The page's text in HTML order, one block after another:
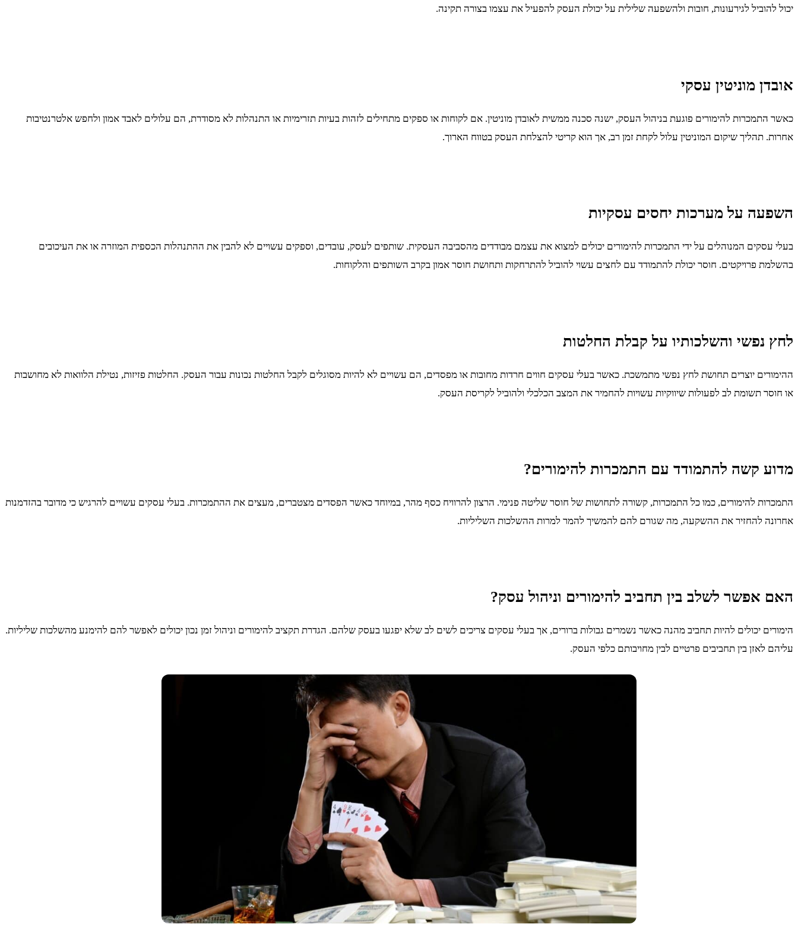
יכול להוביל לגירעונות, חובות ולהשפעה שלילית על יכולת העסק להפעיל את עצמו בצורה תקינה.
אובדן מוניטין עסקי
כאשר התמכרות להימורים פוגעת בניהול העסק, ישנה סכנה ממשית לאובדן מוניטין. אם לקוחות או ספקים מתחילים לזהות בעיות תזרימיות או התנהלות לא מסודרת, הם עלולים לאבד אמון ולחפש אלטרנטיבות
אחרות. תהליך שיקום המוניטין עלול לקחת זמן רב, אך הוא קריטי להצלחת העסק בטווח הארוך.
השפעה על מערכות יחסים עסקיות
בעלי עסקים המנוהלים על ידי התמכרות להימורים יכולים למצוא את עצמם מבודדים מהסביבה העסקית. שותפים לעסק, עובדים, וספקים עשויים לא להבין את ההתנהלות הכספית המוזרה או את העיכובים
בהשלמת פרויקטים. חוסר יכולת להתמודד עם לחצים עשוי להוביל להתרחקות ותחושת חוסר אמון בקרב השותפים והלקוחות.
לחץ נפשי והשלכותיו על קבלת החלטות
ההימורים יוצרים תחושת לחץ נפשי מתמשכת. כאשר בעלי עסקים חווים חרדות מחובות או מפסדים, הם עשויים לא להיות מסוגלים לקבל החלטות נכונות עבור העסק. החלטות פזיזות, נטילת הלוואות לא מחושבות
או חוסר תשומת לב לפעולות שיווקיות עשויות להחמיר את המצב הכלכלי ולהוביל לקריסת העסק.
מדוע קשה להתמודד עם התמכרות להימורים?
התמכרות להימורים, כמו כל התמכרות, קשורה לתחושות של חוסר שליטה פנימי. הרצון להרוויח כסף מהר, במיוחד כאשר הפסדים מצטברים, מעצים את ההתמכרות. בעלי עסקים עשויים להרגיש כי מדובר בהזדמנות
אחרונה להחזיר את ההשקעה, מה שגורם להם להמשיך להמר למרות ההשלכות השליליות.
האם אפשר לשלב בין תחביב להימורים וניהול עסק?
הימורים יכולים להיות תחביב מהנה כאשר נשמרים גבולות ברורים, אך בעלי עסקים צריכים לשים לב שלא יפגעו בעסק שלהם. הגדרת תקציב להימורים וניהול זמן נכון יכולים לאפשר להם להימנע מהשלכות שליליות.
עליהם לאזן בין תחביבים פרטיים לבין מחויבותם כלפי העסק.